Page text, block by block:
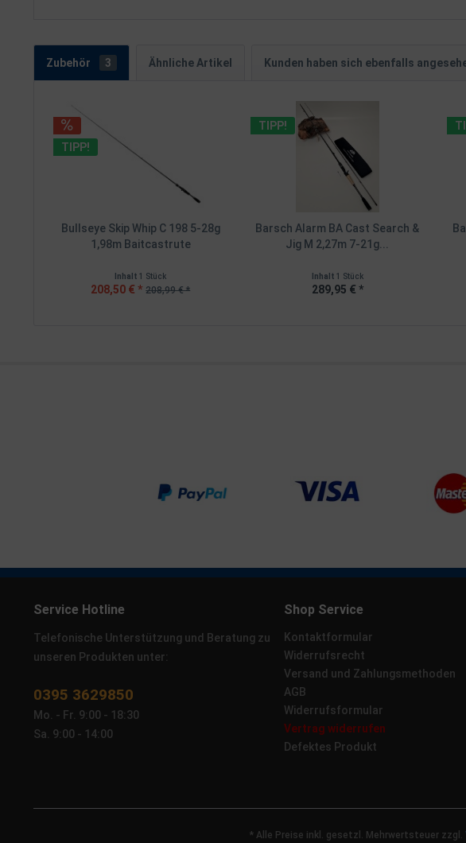
Zubehör 3 Ähnliche Artikel Kunden haben sich ebenfalls
TIPP!
Bullseye Skip Whip C 198 5-28g
1,98m Baitcastrute
Inhalt1 Stück
208,50 € * 208,99 € *
TIPP!
Barsch Alarm BA Cast Search &
Jig M 2,27m 7-21g...
Inhalt 1 Stück
289,95 € *
Service Hotline
Telefonische Unterstützung und Beratung zu
unseren Produkten unter:
0395 3629850
Mo. - Fr. 9:00 - 18:30
Sa. 9:00 - 14:00
Shop Service
Kontaktformular
Widerrufsrecht
Versand und Zahlungsmethoden
AGB
Widerrufsformular
Vertrag widerrufen
Defektes Produkt
* Alle Preise inkl. gesetzl. Mehrwertsteuer zzgl.